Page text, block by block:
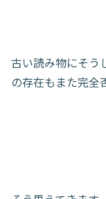
古い読み物にそう
の存在もまた完全